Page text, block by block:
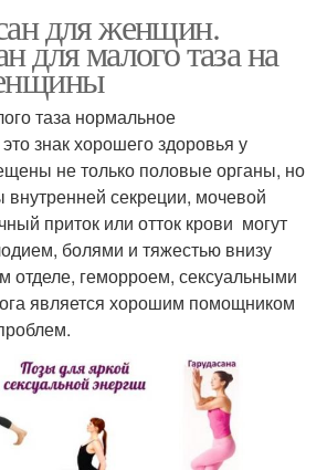
для женщин.
для малого таза на
таза нормальное
знак хорошего здоровья у
не только половые органы, но
внутренней секреции, мочевой
приток или отток крови могут
болями и тяжестью внизу
отделе, геморроем, сексуальными
является хорошим помощником